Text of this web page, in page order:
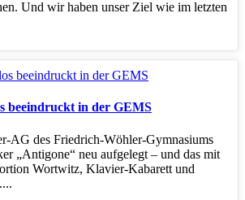
Und wir haben unser Ziel wie im letzten
beeindruckt in der GEMS
des Friedrich‑Wöhler‑Gymnasiums
„Antigone“ neu aufgelegt – und das mit
Wortwitz, Klavier‑Kabarett und